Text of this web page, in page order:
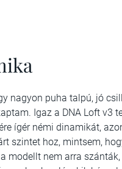
nagyon puha talpú, jó
Igaz a DNA Loft v3
ígér némi dinamikát,
szintet hoz, mintsem,
modellt nem arra